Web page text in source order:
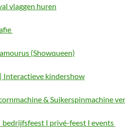
vlaggen huren
(Showqueen)
Interactieve kindershow
& Suikerspinmachine
I privé-feest I events